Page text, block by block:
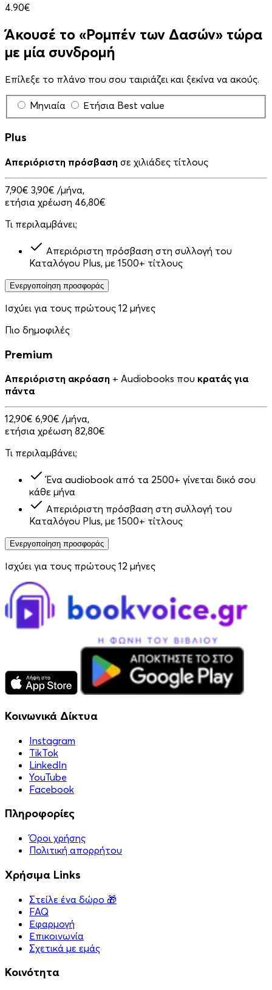
4.90€
Άκουσέ το «Ρομπέν των Δασών» τώρα
με μία συνδρομή
Επίλεξε το πλάνο που σου ταιριάζει και ξεκίνα να ακούς.
Μηνιαία Ετήσια Best value
Plus
Απεριόριστη πρόσβαση σε χιλιάδες τίτλους
7,90€ 3,90€ /μήνα,
ετήσια χρέωση 46,80€
Τι περιλαμβάνει;
Απεριόριστη πρόσβαση στη συλλογή του
Καταλόγου Plus, με 1500+ τίτλους
Ενεργοποίηση προσφοράς
Ισχύει για τους πρώτους 12 μήνες
Πιο δημοφιλές
Premium
Απεριόριστη ακρόαση + Audiobooks που κρατάς για
πάντα
12,90€ 6,90€ /μήνα,
ετήσια χρέωση 82,80€
Τι περιλαμβάνει;
Ένα audiobook από τα 2500+ γίνεται δικό σου
κάθε μήνα
Απεριόριστη πρόσβαση στη συλλογή του
Καταλόγου Plus, με 1500+ τίτλους
Ενεργοποίηση προσφοράς
Ισχύει για τους πρώτους 12 μήνες
Κοινωνικά Δίκτυα
Instagram
TikTok
LinkedIn
YouTube
Facebook
Πληροφορίες
Όροι χρήσης
Πολιτική απορρήτου
Χρήσιμα Links
Στείλε ένα δώρο 🎁
FAQ
Εφαρμογή
Επικοινωνία
Σχετικά με εμάς
Κοινότητα